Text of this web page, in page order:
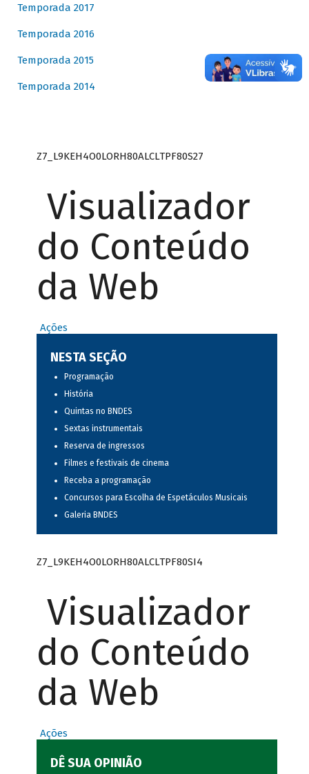
Temporada 2017
Temporada 2016
Temporada 2015
Temporada 2014
Z7_L9KEH4O0LORH80ALCLTPF80S27
Visualizador
do Conteúdo
da Web
Ações
NESTA SEÇÃO
Programação
História
Quintas no BNDES
Sextas instrumentais
Reserva de ingressos
Filmes e festivais de cinema
Receba a programação
Concursos para Escolha de Espetáculos Musicais
Galeria BNDES
Z7_L9KEH4O0LORH80ALCLTPF80SI4
Visualizador
do Conteúdo
da Web
Ações
DÊ SUA OPINIÃO